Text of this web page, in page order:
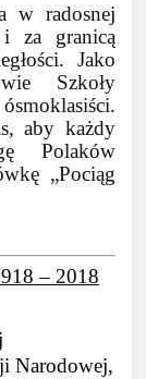
w radosnej
i za granicą
Jako
Szkoły
aby każdy
Polaków
„Pociąg
– 2018
Narodowej,